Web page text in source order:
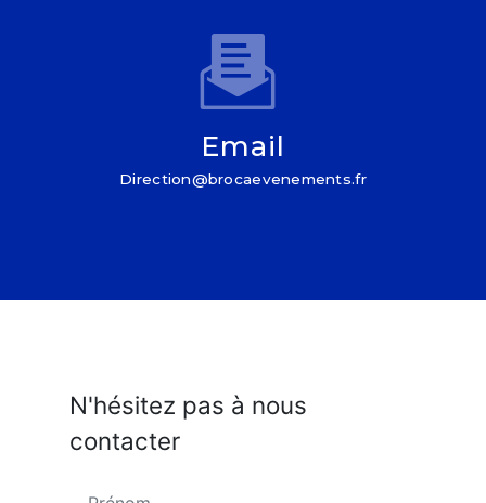
Email
direction@brocaevenements.fr
N'hésitez pas à nous
contacter